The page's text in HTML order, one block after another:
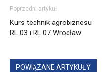
Poprzedni artykuł
Kurs technik agrobiznesu
RL.03 i RL.07 Wrocław
POWIĄZANE ARTYKUŁY